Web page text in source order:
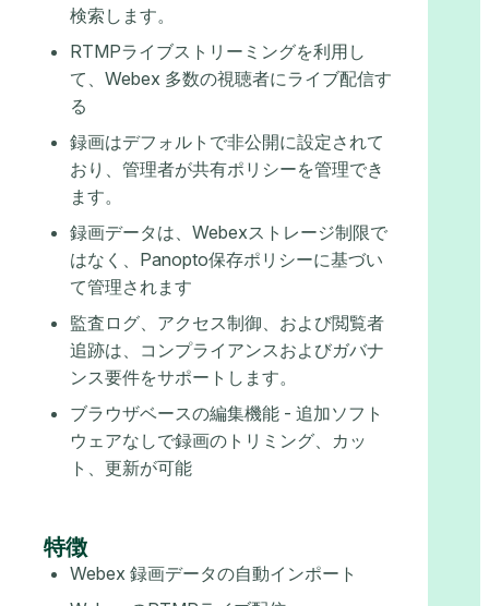
検索します。
RTMPライブストリーミングを利用し
て、Webex 多数の視聴者にライブ配信す
る
録画はデフォルトで非公開に設定されて
おり、管理者が共有ポリシーを管理でき
ます。
録画データは、Webexストレージ制限で
はなく、Panopto保存ポリシーに基づい
て管理されます
監査ログ、アクセス制御、および閲覧者
追跡は、コンプライアンスおよびガバナ
ンス要件をサポートします。
ブラウザベースの編集機能 - 追加ソフト
ウェアなしで録画のトリミング、カッ
ト、更新が​​可能
特徴
Webex 録画データの自動インポート